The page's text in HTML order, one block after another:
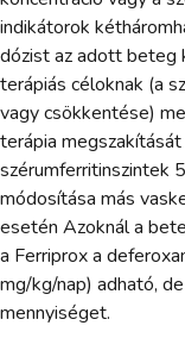
indikátorok
dózist az adott beteg
terápiás céloknak (a
vagy csökkentése)
terápia
szérumferritinszintek
módosítása más
esetén Azoknál a
a Ferriprox a
mg/kg/nap) adható,
mennyiséget.